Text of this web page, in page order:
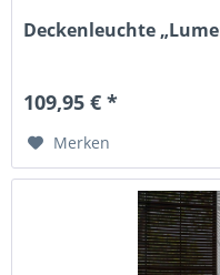
Deckenleuchte
109,95 € *
Merken